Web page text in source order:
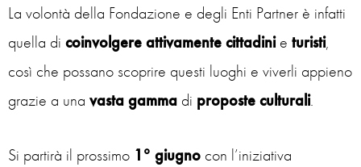
La volontà della Fondazione e degli Enti Partner è infatti
quella di coinvolgereattivamentecittadinie turisti,
così che possano scoprire questi luoghi e viverli appieno
grazie a una vastagamma di proposte culturali.
Si partirà il prossimo 1° giugno con l’iniziativa